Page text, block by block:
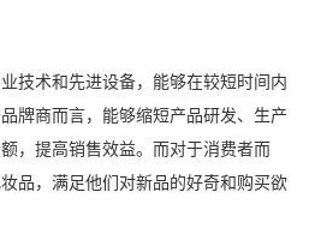
技术和先进设备，能够在较短时间内
牌商而言，能够缩短产品研发、生产
，提高销售效益。而对于消费者而
品，满足他们对新品的好奇和购买欲